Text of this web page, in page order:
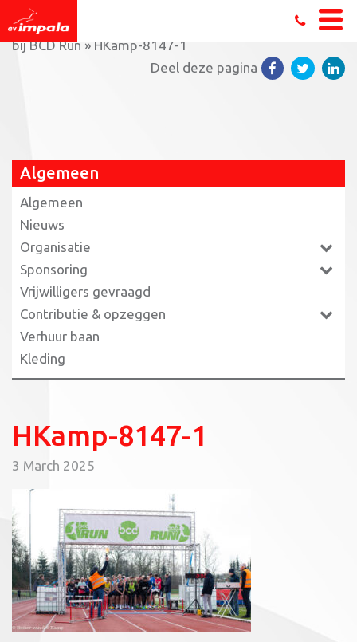
Home»Schitterende tijden en geweldige prestaties
bij BCD Run » HKamp-8147-1
Deel deze pagina
Algemeen
Algemeen
Nieuws
Organisatie
Sponsoring
Vrijwilligers gevraagd
Contributie & opzeggen
Verhuur baan
Kleding
HKamp-8147-1
3 March 2025